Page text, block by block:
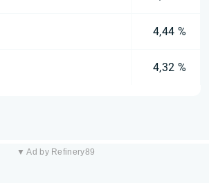
4,44 %
4,32 %
▼ Ad by Refinery89